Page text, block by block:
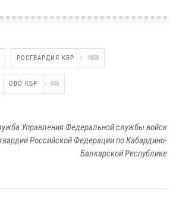
РОСГВАРДИЯ КБР 1859
ОВО КБР 449
Управления Федеральной службы войск
Российской Федерации по Кабардино-
Балкарской Республике